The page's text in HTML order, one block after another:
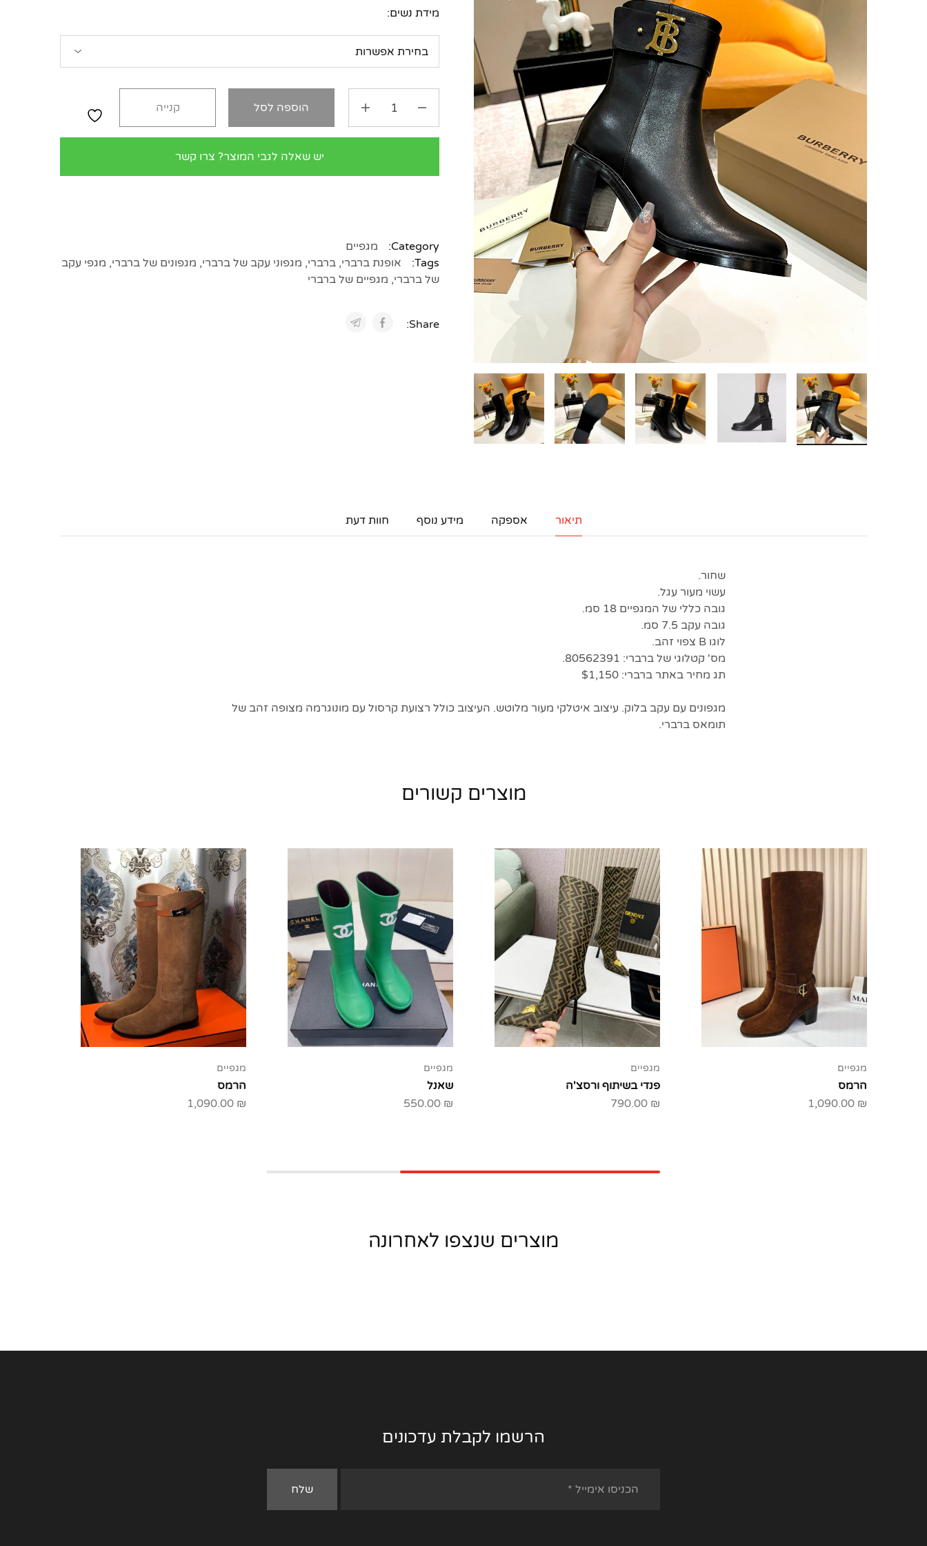
מידת נשים:
הוספה לסל קנייה
יש שאלה לגבי המוצר? צרו קשר
Category:
מגפיים
Tags:
אופנת ברברי, ברברי, מגפוני עקב של ברברי, מגפונים של ברברי, מגפי עקב
של ברברי, מגפיים של ברברי
Share:
תיאור אספקה מידע נוסף חוות דעת
שחור.
עשוי מעור עגל.
גובה כללי של המגפיים 18 סמ.
גובה עקב 7.5 סמ.
לוגו B צפוי זהב.
מס' קטלוגי של ברברי: 80562391.
תג מחיר באתר ברברי: $1,150
מגפונים עם עקב בלוק. עיצוב איטלקי מעור מלוטש. העיצוב כולל רצועת קרסול עם מונוגרמה מצופה זהב של
תומאס ברברי.
מוצרים קשורים
מגפיים
הרמס
1,090.00 ₪
מגפיים
פנדי בשיתוף ורסצ'ה
790.00 ₪
מגפיים
שאנל
550.00 ₪
מגפיים
הרמס
1,090.00 ₪
מוצרים שנצפו לאחרונה
הרשמו לקבלת עדכונים